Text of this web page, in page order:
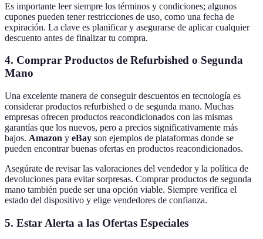
Es importante leer siempre los términos y condiciones; algunos
cupones pueden tener restricciones de uso, como una fecha de
expiración. La clave es planificar y asegurarse de aplicar cualquier
descuento antes de finalizar tu compra.
4. Comprar Productos de Refurbished o Segunda
Mano
Una excelente manera de conseguir descuentos en tecnología es
considerar productos refurbished o de segunda mano. Muchas
empresas ofrecen productos reacondicionados con las mismas
garantías que los nuevos, pero a precios significativamente más
bajos. Amazon y eBay son ejemplos de plataformas donde se
pueden encontrar buenas ofertas en productos reacondicionados.
Asegúrate de revisar las valoraciones del vendedor y la política de
devoluciones para evitar sorpresas. Comprar productos de segunda
mano también puede ser una opción viable. Siempre verifica el
estado del dispositivo y elige vendedores de confianza.
5. Estar Alerta a las Ofertas Especiales